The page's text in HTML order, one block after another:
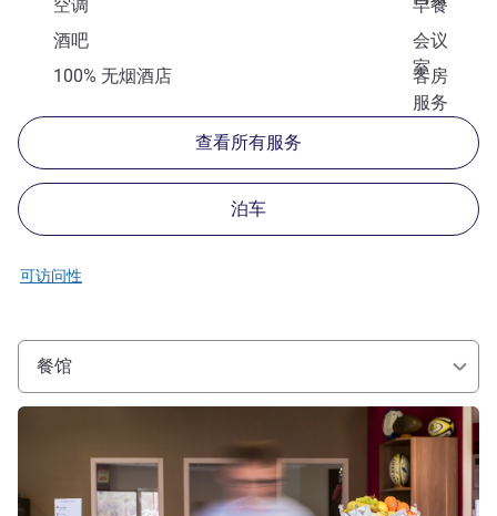
空调
早餐
酒吧
会议
室
100% 无烟酒店
客房
服务
查看所有服务
泊车
可访问性
餐馆
请参阅详情